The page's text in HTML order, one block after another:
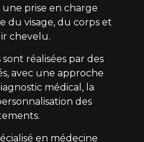
prise en charge
du visage, du corps et
chevelu.
réalisées par des
avec une approche
médical, la
des
en médecine